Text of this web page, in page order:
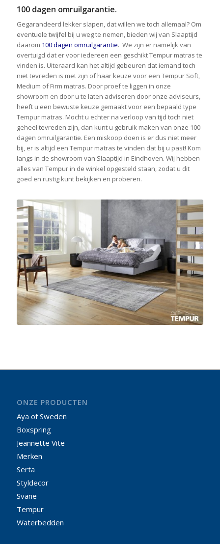
100 dagen omruilgarantie.
Gegarandeerd lekker slapen, dat willen we toch allemaal? Om
eventuele twijfel bij u weg te nemen, bieden wij van Slaaptijd
daarom 100 dagen omruilgarantie. We zijn er namelijk van
overtuigd dat er voor iedereen een geschikt Tempur matras te
vinden is. Uiteraard kan het altijd gebeuren dat iemand toch
niet tevreden is met zijn of haar keuze voor een Tempur Soft,
Medium of Firm matras. Door proef te liggen in onze
showroom en door u te laten adviseren door onze adviseurs,
heeft u een bewuste keuze gemaakt voor een bepaald type
Tempur matras. Mocht u echter na verloop van tijd toch niet
geheel tevreden zijn, dan kunt u gebruik maken van onze 100
dagen omruilgarantie. Een miskoop doen is er dus niet meer
bij, er is altijd een Tempur matras te vinden dat bij u past! Kom
langs in de showroom van Slaaptijd in Eindhoven. Wij hebben
alles van Tempur in de winkel opgesteld staan, zodat u dit
goed en rustig kunt bekijken en proberen.
ONZE PRODUCTEN
Aya of Sweden
Boxspring
Jeannette Vite
Merken
Serta
Styldecor
Svane
Tempur
Waterbedden